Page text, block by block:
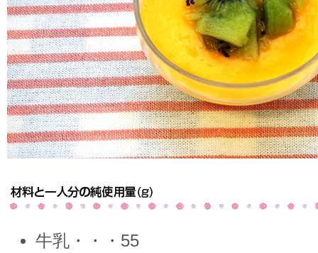
牛乳・・・55